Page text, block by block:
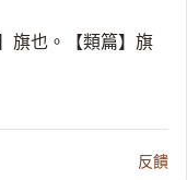
旗也。【類篇】旗
反饋